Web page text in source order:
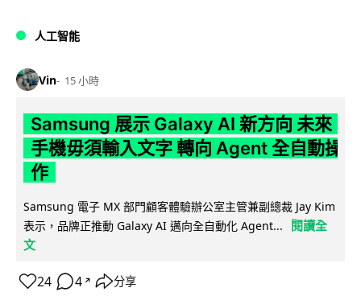
人工智能
Vin 15 小時
Samsung 展示 Galaxy AI 新方向 未來
手機毋須輸入文字 轉向 Agent 全自動操
作
Samsung 電子 MX 部門顧客體驗辦公室主管兼副總裁 Jay Kim
表示，品牌正推動 Galaxy AI 邁向全自動化 Agent...
閱讀全
文
24 4 ↗ 分享